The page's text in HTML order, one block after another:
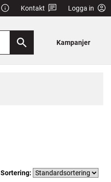
Kontakt Logga in
Kampanjer
Sortering: